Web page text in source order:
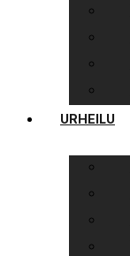
URHEILU